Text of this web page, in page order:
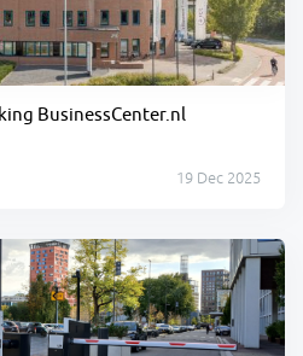
BusinessCenter.nl
19 Dec 2025